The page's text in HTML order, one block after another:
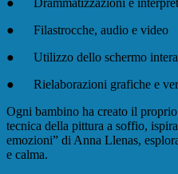
● Drammatizzazioni e
● Filastrocche, audio e video
● Utilizzo dello schermo
● Rielaborazioni grafiche e
Ogni bambino ha creato il
tecnica della pittura a soffio,
emozioni” di Anna Llenas,
e calma.